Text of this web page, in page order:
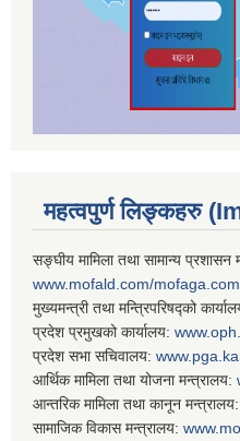
महत्वपुर्ण लिङ्कहरु
सङ्घीय मामिला तथा सामान्य प्रशासन
www.mofald.com/mofaga.com
मुख्यमन्त्री तथा मन्त्रिपरिषद्को
प्रदेश प्रमुखको कार्यालय:
प्रदेश सभा सचिवालय: www.
आर्थिक मामिला तथा योजना मन्त्रालय:
आन्तरिक मामिला तथा कानून मन्त्रालय:
सामाजिक विकास मन्त्रालय: www.